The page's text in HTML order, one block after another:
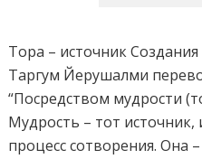
Тора – источник
Таргум Йерушалми
“Посредством мудрости
Мудрость – тот источник,
процесс сотворения. Она